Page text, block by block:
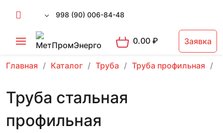
998 (90) 006-84-48
0.00₽ Заявка
Главная Каталог Труба Труба профильная
Труба стальная
профильная